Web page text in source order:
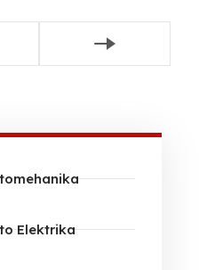
Elektrika